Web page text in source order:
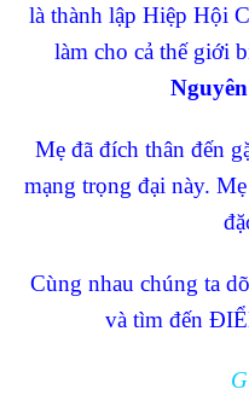
là thành lập Hiệp Hội
làm cho cả thế giới
Mẹ đã đích thân đến
mạng trọng đại này.
Cùng nhau chúng ta
và tìm đến